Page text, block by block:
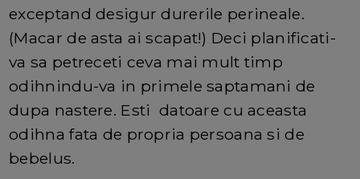
exceptand desigur durerile perineale.
(Macar de asta ai scapat!) Deci planificati-
va sa petreceti ceva mai mult timp
odihnindu-va in primele saptamani de
dupa nastere. Esti datoare cu aceasta
odihna fata de propria persoana si de
bebelus.